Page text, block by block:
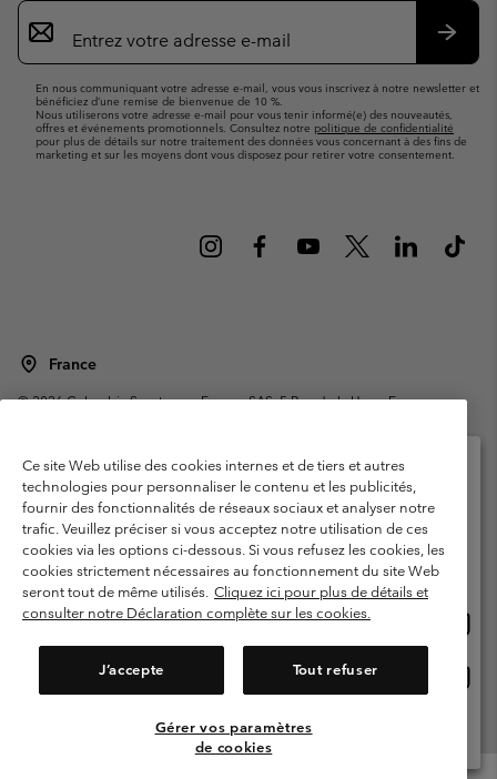
Inscription
par
e-
En nous communiquant votre adresse e-mail, vous vous inscrivez à notre newsletter et
bénéficiez d’une remise de bienvenue de 10 %.
Nous utiliserons votre adresse e-mail pour vous tenir informé(e) des nouveautés,
offres et événements promotionnels. Consultez notre politique de confidentialité
pour plus de détails sur notre traitement des données vous concernant à des fins de
marketing et sur les moyens dont vous disposez pour retirer votre consentement.
France
©2026Columbia Sportswear Europe SAS. 5 Rue de la Haye, Espace
Garanties Légales
Politique de confidentialité
Conditions d'utilisation - Membres
Conditions D'utilisation - Contenu généré par l'utilisateur
Impressum
Cookies
Public CBCR
Service client: Lun - Sam de 9h à 13h et de 14h à 18h
Ce site Web utilise des cookies internes et de tiers et autres
technologies pour personnaliser le contenu et les publicités,
fournir des fonctionnalités de réseaux sociaux et analyser notre
trafic. Veuillez préciser si vous acceptez notre utilisation de ces
cookies via les options ci-dessous. Si vous refusez les cookies, les
cookies strictement nécessaires au fonctionnement du site Web
seront tout de même utilisés. Cliquez ici pour plus de détails et
consulter notre Déclaration complète sur les cookies.
J’accepte Tout refuser
Gérer vos paramètres
de cookies
Veuillez sélectionner votre pays d’expédition et
votre langue
Achats en ligne disponibles
United States
ligne
France
Voir Tous Les Pays